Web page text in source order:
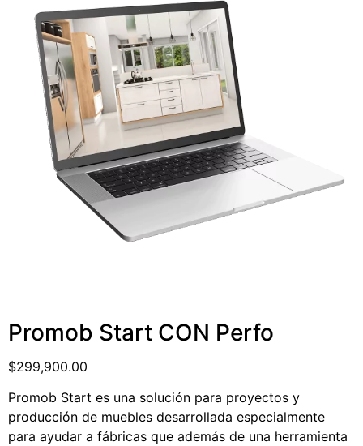
Promob Start CON Perfo
$299,900.00
Promob Start es una solución para proyectos y
producción de muebles desarrollada especialmente
para ayudar a fábricas que además de una herramienta